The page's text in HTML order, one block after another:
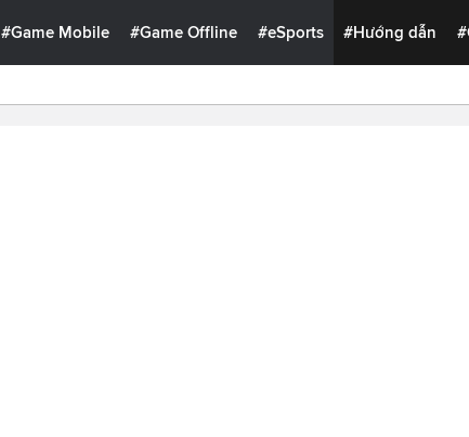
#Game Mobile #Game Offline #eSports #Hướng dẫn